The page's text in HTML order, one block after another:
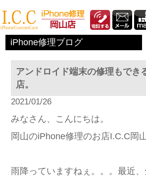
iPhone修理ブログ
アンドロイド端末の修理もでき
店。
2021/01/26
みなさん、こんにちは。
岡山のiPhone修理のお店I.C.C岡
雨降っていますねぇ。。。最近